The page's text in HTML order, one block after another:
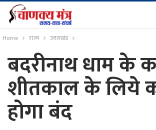
Home राज्य उत्तराखंड
बदरीनाथ धाम के
शीतकाल के लिये
होगा बंद